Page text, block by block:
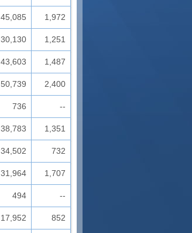
45,085 1,972
30,130 1,251
43,603 1,487
50,739 2,400
736 --
38,783 1,351
34,502 732
31,964 1,707
494 --
17,952 852